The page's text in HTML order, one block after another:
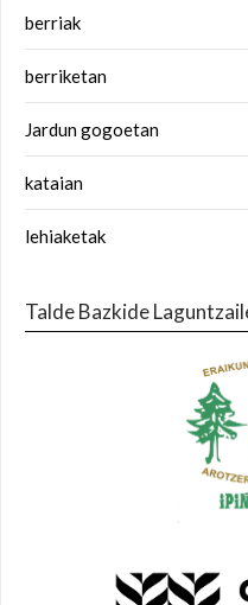
berriak
berriketan
Jardun gogoetan
kataian
lehiaketak
Talde Bazkide